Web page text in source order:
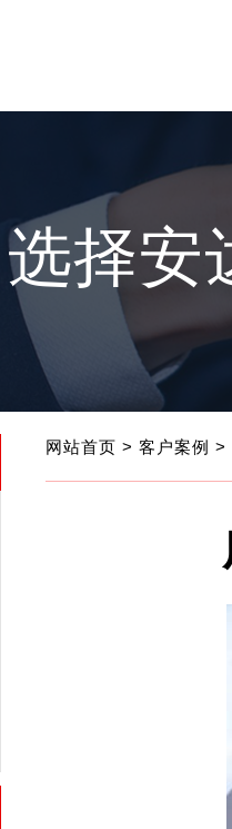
选择安
网站首页 > 客户案例 >